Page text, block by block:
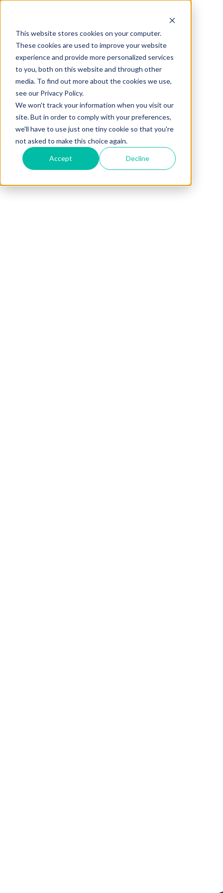
This website stores cookies on your computer.
These cookies are used to improve your website
experience and provide more personalized services
to you, both on this website and through other
media. To find out more about the cookies we use,
see our Privacy Policy.
We won't track your information when you visit our
site. But in order to comply with your preferences,
we'll have to use just one tiny cookie so that you're
not asked to make this choice again.
Accept Decline